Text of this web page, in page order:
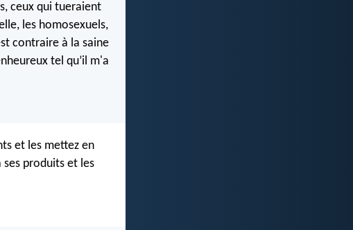
ceux qui tueraient
les homosexuels,
contraire à la saine
tel qu’il m'a
et les mettez en
produits et les